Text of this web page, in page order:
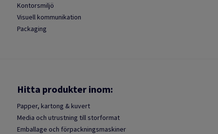
Kontorsmiljö
Visuell kommunikation
Packaging
Hitta produkter inom:
Papper, kartong & kuvert
Media och utrustning till storformat
Emballage och förpackningsmaskiner